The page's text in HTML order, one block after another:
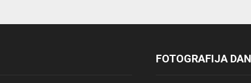
FOTOGRAFIJA